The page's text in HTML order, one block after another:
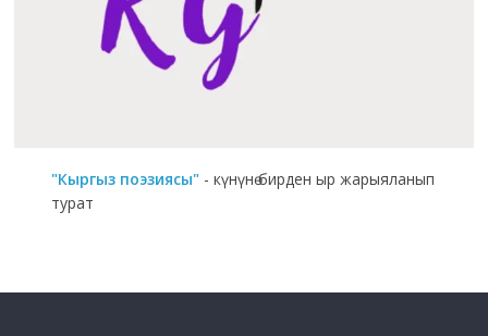
"Кыргыз поэзиясы" - күнүнө бирден ыр жарыяланып
турат